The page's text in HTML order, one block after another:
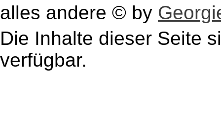
alles andere © by
Die Inhalte dieser Seite
verfügbar.